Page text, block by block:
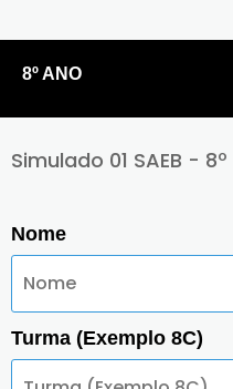
8º ANO
Simulado 01 SAEB -
Nome
Turma (Exemplo 8C)